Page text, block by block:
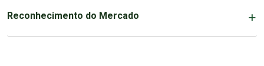
Reconhecimento do Mercado